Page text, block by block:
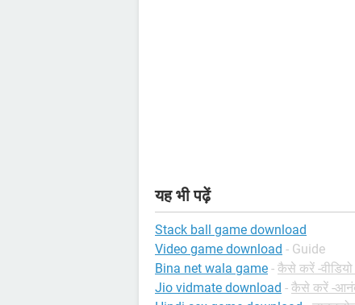
यह भी पढ़ें
Stack ball game download
Video game download - Guide
Bina net wala game - कैसे करें -
Jio vidmate download - कैसे करें -